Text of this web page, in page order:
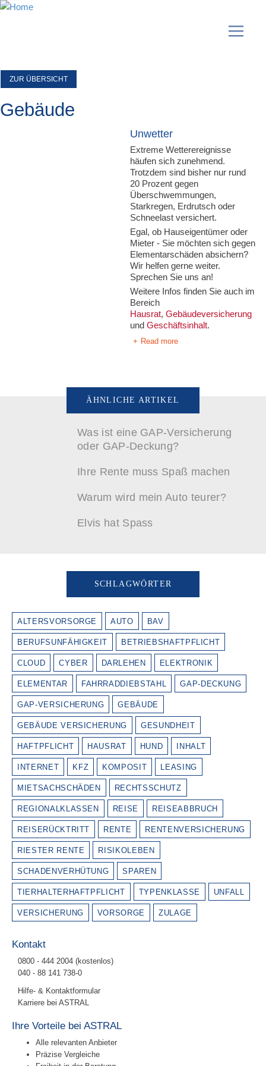
ZUR ÜBERSICHT
Gebäude
Unwetter
Extreme Wetterereignisse
häufen sich zunehmend.
Trotzdem sind bisher nur rund
20 Prozent gegen
Überschwemmungen,
Starkregen, Erdrutsch oder
Schneelast versichert.
Egal, ob Hauseigentümer oder
Mieter - Sie möchten sich gegen
Elementarschäden absichern?
Wir helfen gerne weiter.
Sprechen Sie uns an!
Weitere Infos finden Sie auch im
Bereich
Hausrat,Gebäudeversicherung
undGeschäftsinhalt.
Read more
ÄHNLICHE ARTIKEL
Was ist eine GAP-Versicherung
oder GAP-Deckung?
Ihre Rente muss Spaß machen
Warum wird mein Auto teurer?
Elvis hat Spass
SCHLAGWÖRTER
ALTERSVORSORGE AUTO BAV
BERUFSUNFÄHIGKEIT BETRIEBSHAFTPFLICHT
CLOUD CYBER DARLEHEN ELEKTRONIK
ELEMENTAR FAHRRADDIEBSTAHL GAP-DECKUNG
GAP-VERSICHERUNG GEBÄUDE
GEBÄUDE VERSICHERUNG GESUNDHEIT
HAFTPFLICHT HAUSRAT HUND INHALT
INTERNET KFZ KOMPOSIT LEASING
MIETSACHSCHÄDEN RECHTSSCHUTZ
REGIONALKLASSEN REISE REISEABBRUCH
REISERÜCKTRITT RENTE RENTENVERSICHERUNG
RIESTER RENTE RISIKOLEBEN
SCHADENVERHÜTUNG SPAREN
TIERHALTERHAFTPFLICHT TYPENKLASSE UNFALL
VERSICHERUNG VORSORGE ZULAGE
Kontakt
0800 - 444 2004 (kostenlos)
040 - 88 141 738-0
Hilfe- & Kontaktformular
Karriere bei ASTRAL
Ihre Vorteile bei ASTRAL
Alle relevanten Anbieter
Präzise Vergleiche